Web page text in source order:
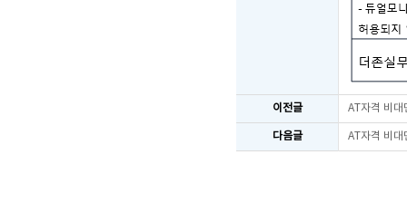
이전글 AT자격 비대
다음글 AT자격 비대